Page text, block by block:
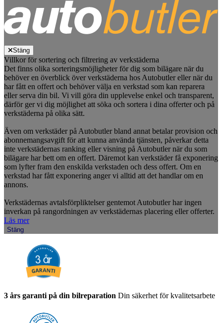
Stäng
Villkor för sortering och filtrering av verkstäderna
Det finns olika sorteringsmöjligheter för dig som bilägare när du
behöver en överblick över verkstäderna hos Autobutler eller när du
har fått en offert och behöver välja en verkstad som kan reparera
eller serva din bil. Vi vill göra din upplevelse enkel och transparent,
därför ger vi dig möjlighet att söka och sortera i dina offerter och på
verkstäderna på olika sätt.
Även om verkstäder på Autobutler bland annat betalar provision och
abonnemangsavgift för att kunna använda tjänsten, påverkar detta
inte verkstädernas ranking eller visning på Autobutler när du som
bilägare har bett om en offert. Däremot kan verkstäder få exponering
som lyfter fram den enskilda verkstaden och dess offert. Om en
verkstad har fått exponering anger vi alltid att det handlar om en
annons.
Verkstädernas avtalsförpliktelser gentemot Autobutler har ingen
inverkan på rangordningen av verkstädernas placering eller offerter.
Läs mer
Stäng
3 års garanti på din bilreparation Din säkerhet för kvalitetsarbete